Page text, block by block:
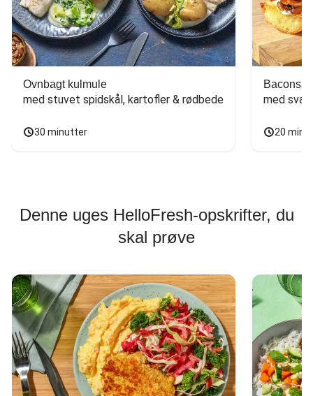
Ovnbagt kulmule
med stuvet spidskål, kartofler & rødbede
30 minutter
med
20
Denne uges HelloFresh-opskrifter, du
skal prøve